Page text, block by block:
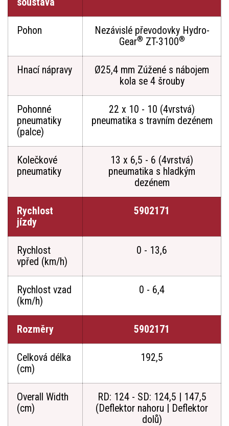
Pohon
Nezávislé převodovky Hydro-
Gear® ZT-3100®
Hnací nápravy
Ø25,4 mm Zúžené s nábojem
kola se 4 šrouby
Pohonné
pneumatiky
(palce)
22 x 10 - 10 (4vrstvá)
pneumatika s travním dezénem
Kolečkové
pneumatiky
13 x 6,5 - 6 (4vrstvá)
pneumatika s hladkým
dezénem
Rychlost
jízdy
5902171
Rychlost
vpřed (km/h)
0 - 13,6
Rychlost vzad
(km/h)
0 - 6,4
Rozměry 5902171
Celková délka
(cm)
192,5
Overall Width
(cm)
RD: 124 - SD: 124,5 | 147,5
(Deflektor nahoru | Deflektor
dolů)